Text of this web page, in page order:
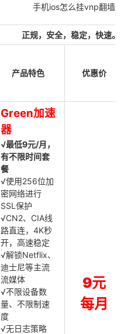
手机ios怎么挂vnp翻墙
正规，安全，稳定，快速。
产品特色 优惠价
Green加速
器
√最低9元/月，
有不限时间套
餐
√使用256位加
密网络进行
SSL保护
√CN2、CIA线
路直连，4K秒
开，高速稳定
√解锁Netflix、
迪士尼等主流
流媒体
√不限设备数
量、不限制速
度
√无日志策略
9元
每月